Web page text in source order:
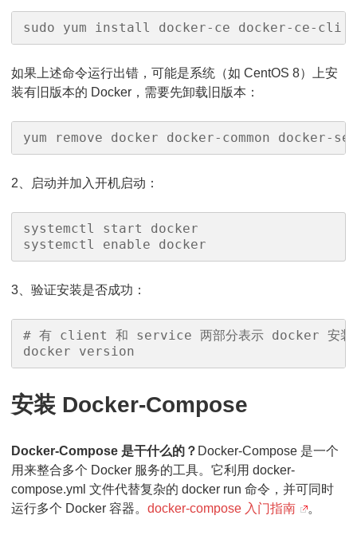
sudo yum install docker-ce docker-ce-cli
如果上述命令运行出错，可能是系统（如 CentOS 8）上安
装有旧版本的 Docker，需要先卸载旧版本：
yum remove docker docker-common
2、启动并加入开机启动：
systemctl start docker
systemctl enable docker
3、验证安装是否成功：
# 有 client 和 service 两部分表示 docker 安装并
docker version
安装 Docker-Compose
Docker-Compose 是干什么的？ Docker-Compose 是一个
用来整合多个 Docker 服务的工具。它利用 docker-
compose.yml 文件代替复杂的 docker run 命令，并可同时
运行多个 Docker 容器。 docker-compose 入门指南 。